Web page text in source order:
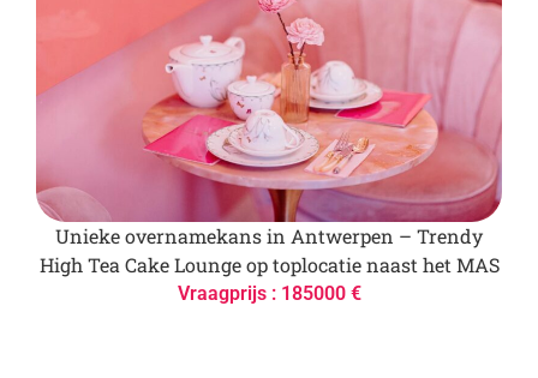
Unieke overnamekans in Antwerpen – Trendy
High Tea Cake Lounge op toplocatie naast het MAS
Vraagprijs : 185000 €